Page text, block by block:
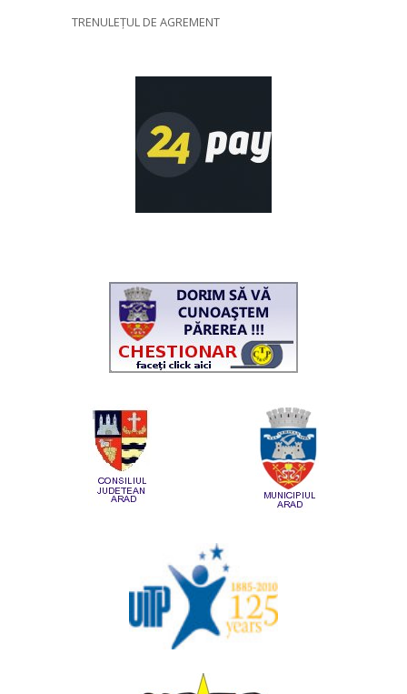
TRENULEȚUL DE AGREMENT